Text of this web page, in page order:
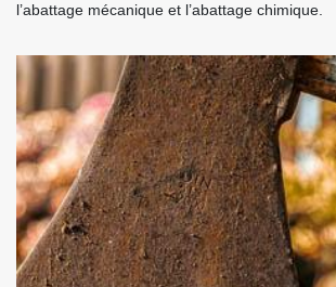
l’abattage mécanique et l’abattage chimique.